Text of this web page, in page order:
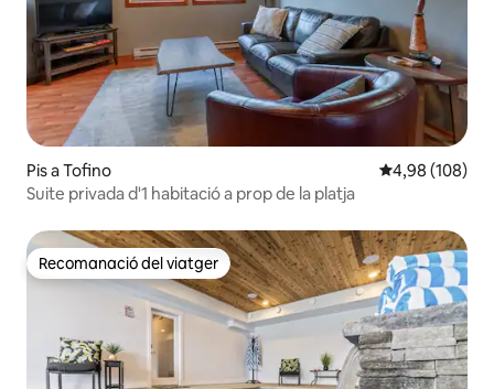
Pis a Tofino 4,98 de
4,98 (108)
Suite privada d'1 habitació a prop de la platja
Recomanació del viatger
Recomanació del viatger